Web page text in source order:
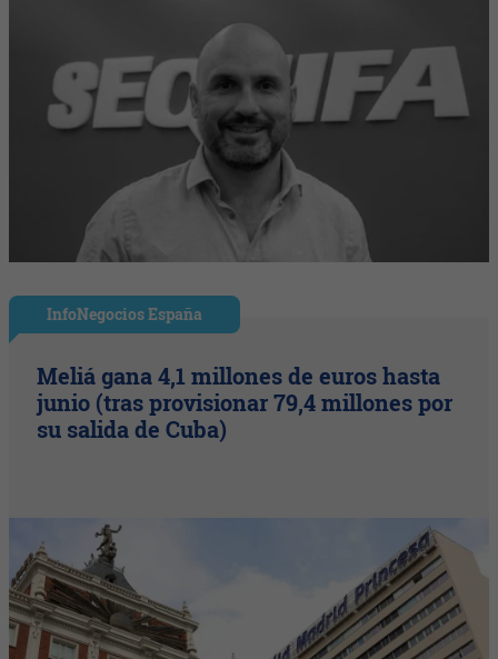
InfoNegocios España
Meliá gana 4,1 millones de euros hasta
junio (tras provisionar 79,4 millones por
su salida de Cuba)